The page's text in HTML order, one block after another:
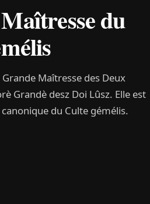
du
Maîtresse des Deux
Grandè desz Doi Lûsz. Elle est
canonique du Culte gémélis.